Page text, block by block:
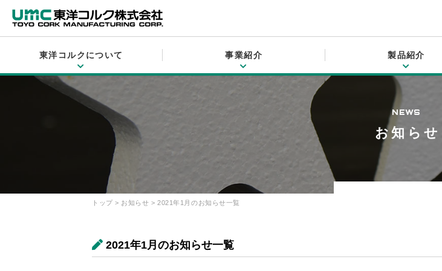
東洋コルクについて 事業紹介 製品紹介
東洋コルクについて ABOUT
東洋コルクについて
事業紹介
事業紹介
コルクについて
オリジナルオーダー
製品紹介
製品
建築土木
会社情報
会社概要
品質・環境方針
経営理念
お知らせ・よくある質問 INFORMATION
お知らせ
プライバシーポリシー
NEWS
お知らせ
トップ > お知らせ > 2021年1月のお知らせ一覧
2021年1月のお知らせ一覧